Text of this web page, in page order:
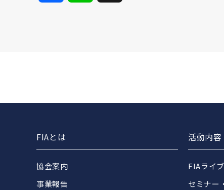
FIAとは
協会案内
事業報告
活動内容
FIAライ
セミナー